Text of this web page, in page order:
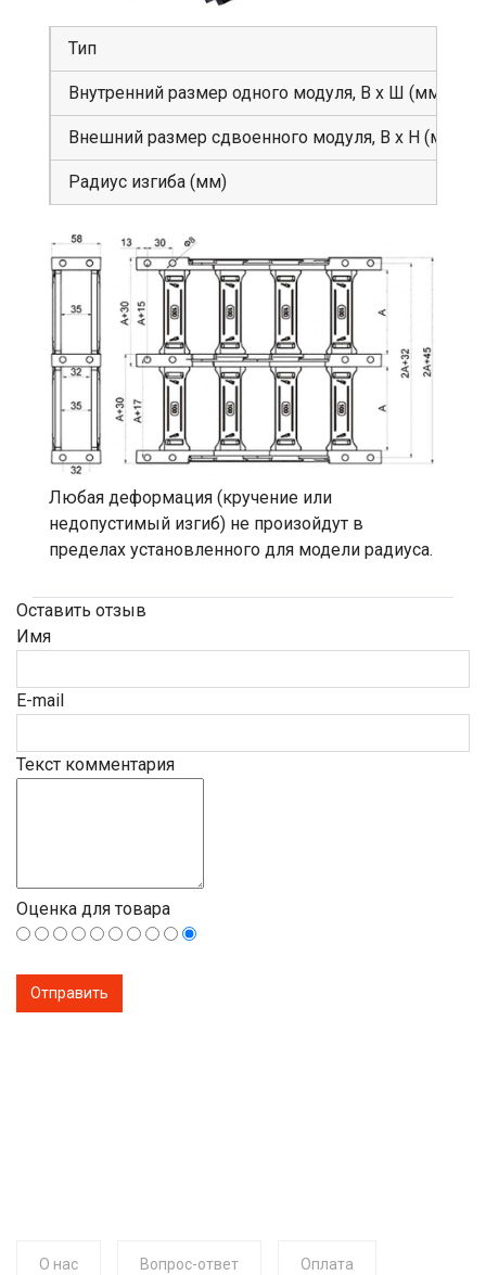
Тип
Внутренний размер одного модуля, В х Ш (мм)
Внешний размер сдвоенного модуля, В х Н (мм)
Радиус изгиба (мм)
Любая деформация (кручение или
недопустимый изгиб) не произойдут в
пределах установленного для модели радиуса.
Оставить отзыв
Имя
E-mail
Текст комментария
Оценка для товара
О нас Вопрос-ответ Оплата